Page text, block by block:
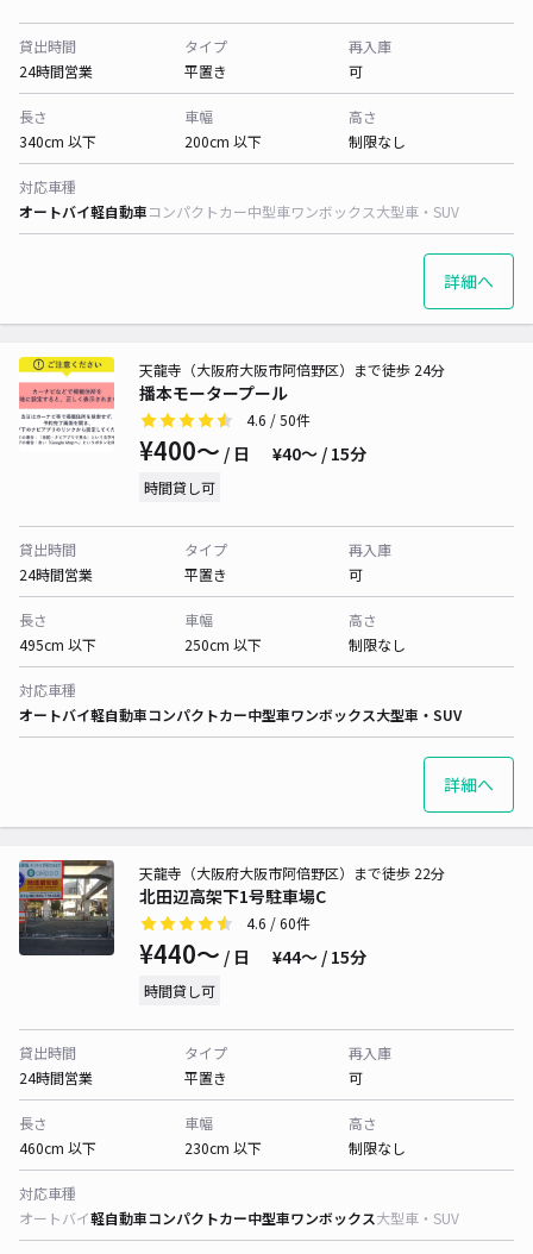
貸出時間
24時間営業
タイプ
平置き
再入庫
可
長さ
340cm 以下
車幅
200cm 以下
高さ
制限なし
対応車種
オートバイ軽自動車コンパクトカー中型車ワンボックス大型車・SUV
詳細へ
播本モータープール
天龍寺（大阪府大阪市阿倍野区）まで徒歩 24分
4.6 / 50件
¥400〜 / 日 ¥40〜 / 15分
時間貸し可
貸出時間
24時間営業
タイプ
平置き
再入庫
可
長さ
495cm 以下
車幅
250cm 以下
高さ
制限なし
対応車種
オートバイ軽自動車コンパクトカー中型車ワンボックス大型車・SUV
詳細へ
北田辺高架下1号駐車場C
天龍寺（大阪府大阪市阿倍野区）まで徒歩 22分
4.6 / 60件
¥440〜 / 日 ¥44〜 / 15分
時間貸し可
貸出時間
24時間営業
タイプ
平置き
再入庫
可
長さ
460cm 以下
車幅
230cm 以下
高さ
制限なし
対応車種
オートバイ軽自動車コンパクトカー中型車ワンボックス大型車・SUV